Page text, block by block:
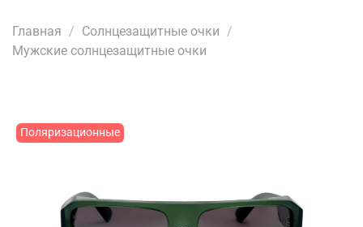
Главная
Солнцезащитные очки
Мужские солнцезащитные очки
Поляризационные